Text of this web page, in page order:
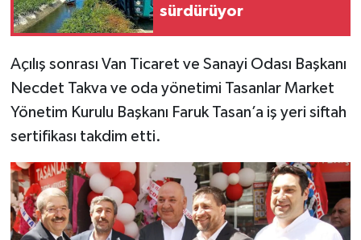
sürdürüyor
Açılış sonrası Van Ticaret ve Sanayi Odası Başkanı
Necdet Takva ve oda yönetimi Tasanlar Market
Yönetim Kurulu Başkanı Faruk Tasan’a iş yeri siftah
sertifikası takdim etti.